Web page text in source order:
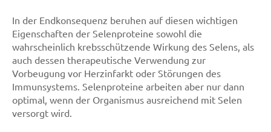
In der Endkonsequenz beruhen auf diesen wichtigen
Eigenschaften der Selenproteine sowohl die
wahrscheinlich krebsschützende Wirkung des Selens, als
auch dessen therapeutische Verwendung zur
Vorbeugung vor Herzinfarkt oder Störungen des
Immunsystems. Selenproteine arbeiten aber nur dann
optimal, wenn der Organismus ausreichend mit Selen
versorgt wird.